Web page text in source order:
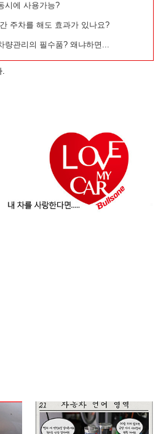
시에 사용가능?
주차를 해도 효과가 있나요?
관리의 필수품? 왜냐하면...
.